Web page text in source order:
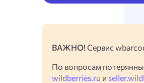
ВАЖНО! Сервис
По вопросам
wildberries.ru и